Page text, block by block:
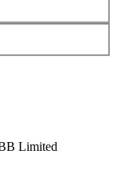
Limited